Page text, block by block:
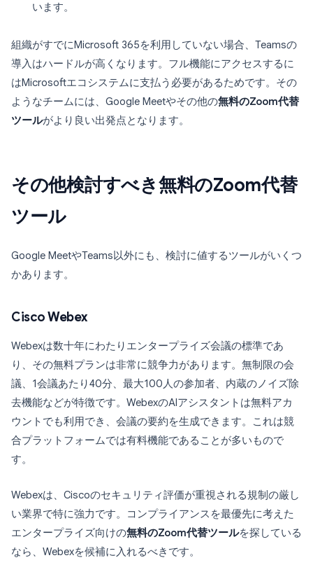
います。
組織がすでにMicrosoft 365を利用していない場合、Teamsの
導入はハードルが高くなります。フル機能にアクセスするに
はMicrosoftエコシステムに支払う必要があるためです。その
ようなチームには、Google Meetやその他の無料のZoom代替
ツールがより良い出発点となります。
その他検討すべき無料のZoom代替
ツール
Google MeetやTeams以外にも、検討に値するツールがいくつ
かあります。
Cisco Webex
Webexは数十年にわたりエンタープライズ会議の標準であ
り、その無料プランは非常に競争力があります。無制限の会
議、1会議あたり40分、最大100人の参加者、内蔵のノイズ除
去機能などが特徴です。WebexのAIアシスタントは無料アカ
ウントでも利用でき、会議の要約を生成できます。これは競
合プラットフォームでは有料機能であることが多いもので
す。
Webexは、Ciscoのセキュリティ評価が重視される規制の厳し
い業界で特に強力です。コンプライアンスを最優先に考えた
エンタープライズ向けの無料のZoom代替ツールを探している
なら、Webexを候補に入れるべきです。